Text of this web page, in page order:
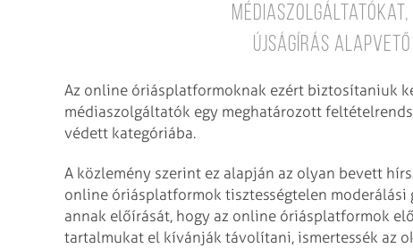
újságírás alapvető
Az online óriásplatformoknak ezért biztosítaniuk
médiaszolgáltatók egy meghatározott
védett kategóriába.
A közlemény szerint ez alapján az olyan bevett
online óriásplatformok tisztességtelen moderálási
annak előírását, hogy az online óriásplatformok
tartalmukat el kívánják távolítani, ismertessék az